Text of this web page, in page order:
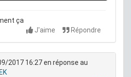
ça
J'aime
Répondre
2017 16:27en réponse au